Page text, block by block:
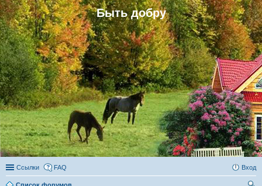
Быть добру
Ссылки FAQ Вход